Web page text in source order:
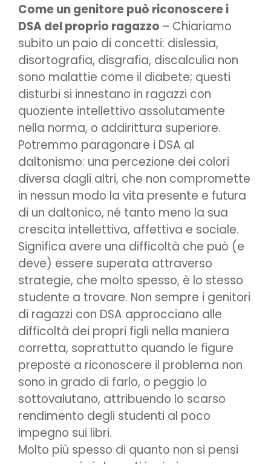
Come un genitore può riconoscere i
DSA del proprio ragazzo – Chiariamo
subito un paio di concetti: dislessia,
disortografia, disgrafia, discalculia non
sono malattie come il diabete; questi
disturbi si innestano in ragazzi con
quoziente intellettivo assolutamente
nella norma, o addirittura superiore.
Potremmo paragonare i DSA al
daltonismo: una percezione dei colori
diversa dagli altri, che non compromette
in nessun modo la vita presente e futura
di un daltonico, né tanto meno la sua
crescita intellettiva, affettiva e sociale.
Significa avere una difficoltà che può (e
deve) essere superata attraverso
strategie, che molto spesso, è lo stesso
studente a trovare. Non sempre i genitori
di ragazzi con DSA approcciano alle
difficoltà dei propri figli nella maniera
corretta, soprattutto quando le figure
preposte a riconoscere il problema non
sono in grado di farlo, o peggio lo
sottovalutano, attribuendo lo scarso
rendimento degli studenti al poco
impegno sui libri.
Molto più spesso di quanto non si pensi